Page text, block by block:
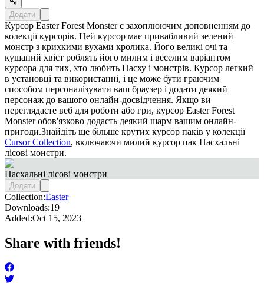
Додати
Курсор Easter Forest Monster є захоплюючим доповненням до
колекції курсорів. Цей курсор має привабливий зелений
монстр з крихкими вухами кролика. Його великі очі та
кущаний хвіст роблять його милим і веселим варіантом
курсора для тих, хто любить Пасху і монстрів. Курсор легкий
в установці та використанні, і це може бути граючим
способом персоналізувати ваш браузер і додати деякий
персонаж до вашого онлайн-досвідчення. Якщо ви
переглядаєте веб для роботи або гри, курсор Easter Forest
Monster обов'язково додасть деякий шарм вашим онлайн-
пригоди.Знайдіть ще більше крутих курсор паків у колекції
Cursor Collection, включаючи милий курсор пак Пасхальні
лісові монстри.
Пасхальні лісові монстри
Додати
Collection:Easter
Downloads:19
Added:Oct 15, 2023
Share with friends!